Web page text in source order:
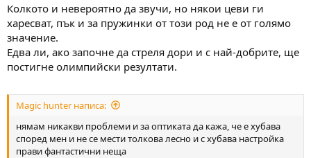
Колкото и невероятно да звучи, но някои цеви ги
харесват, пък и за пружинки от този род не е от голямо
значение.
Едва ли, ако започне да стреля дори и с най-добрите, ще
постигне олимпийски резултати.
Magic hunter написа:
нямам никакви проблеми и за оптиката да кажа, че е хубава
според мен и не се мести толкова лесно и с хубава настройка
прави фантастични неща